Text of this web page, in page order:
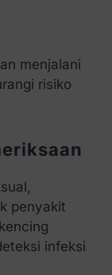
menjalani
risiko
penyakit
infeksi